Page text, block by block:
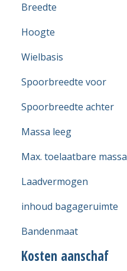
Breedte
Hoogte
Wielbasis
Spoorbreedte voor
Spoorbreedte achter
Massa leeg
Max. toelaatbare massa
Laadvermogen
inhoud bagageruimte
Bandenmaat
Kosten aanschaf